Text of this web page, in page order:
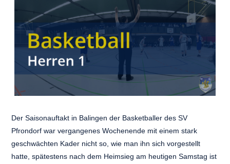
Der Saisonauftakt in Balingen der Basketballer des SV
Pfrondorf war vergangenes Wochenende mit einem stark
geschwächten Kader nicht so, wie man ihn sich vorgestellt
hatte, spätestens nach dem Heimsieg am heutigen Samstag ist